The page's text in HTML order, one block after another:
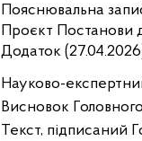
Пояснювальна
Проєкт Постанови
Додаток
Науково-
Висновок
Текст, підписаний